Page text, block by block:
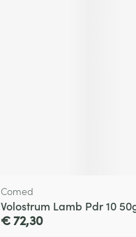
Comed
Volostrum Lamb Pdr 10
€ 72,30